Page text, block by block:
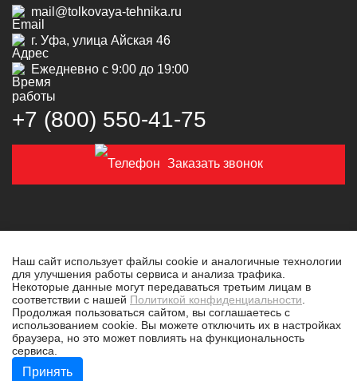
mail@tolkovaya-tehnika.ru
г. Уфа, улица Айская 46
Ежедневно с 9:00 до 19:00
+7 (800) 550‑41‑75
Заказать звонок
© 2019-2026 Толковая техника
Политика конфиденциальности
Разработано в tim-marketing.ru
Наш сайт использует файлы cookie и аналогичные технологии
для улучшения работы сервиса и анализа трафика.
Некоторые данные могут передаваться третьим лицам в
соответствии с нашей Политикой конфиденциальности
Продолжая пользоваться сайтом, вы соглашаетесь с
использованием cookie. Вы можете отключить их в настройках
браузера, но это может повлиять на функциональность
сервиса.
Принять